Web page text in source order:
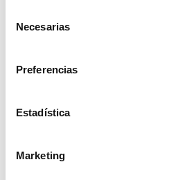
Necesarias
Preferencias
Estadística
Marketing
sistema propone
mantenimiento y
para asegurar el
indisponibilidades
Gestión de la
las líneas: tomando